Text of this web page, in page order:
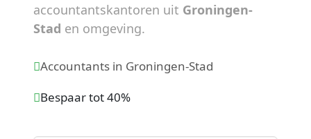
accountantskantoren uit Groningen-
Stad en omgeving.
Accountants in Groningen-Stad
Bespaar tot 40%